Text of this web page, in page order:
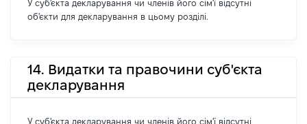
У суб'єкта декларування чи членів його сім'ї відсутні
об'єкти для декларування в цьому розділі.
14. Видатки та правочини суб'єкта
декларування
У суб'єкта декларування чи членів його сім'ї відсутні